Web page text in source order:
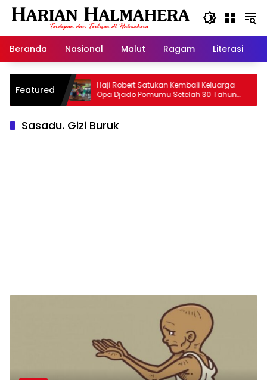
Langsung
Beranda
Nasional Malut Ragam Literasi
Featured
Haji Robert Satukan Kembali Keluarga
Opa Djado Pomumu Setelah 30 Tahun
Terpisah dari Keluarga
Sasadu. Gizi Buruk